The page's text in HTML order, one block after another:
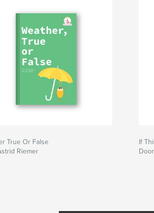
True Or False
Riemer
If